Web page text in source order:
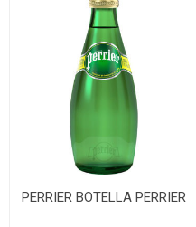
PERRIER BOTELLA PERRIER